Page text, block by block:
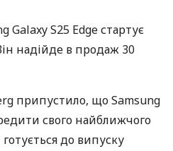
Galaxy S25 Edge стартує
надійде в продаж 30
припустило, що Samsung
свого найближчого
до випуску